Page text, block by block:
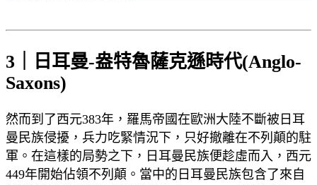
3｜日耳曼-盎特魯薩克遜時代(Anglo-
Saxons)
然而到了西元383年，羅馬帝國在歐洲大陸不斷被日耳
曼民族侵擾，兵力吃緊情況下，只好撤離在不列顛的駐
軍。在這樣的局勢之下，日耳曼民族便趁虛而入，西元
449年開始佔領不列顛。當中的日耳曼民族包含了來自